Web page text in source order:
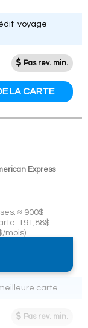
Pas rev. min.
LA CARTE
voyage
Express
Pas rev. min.
≈ 900$
191,88$
mois)
exigées:
carte